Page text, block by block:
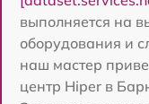
выполняется на
оборудования и
наш мастер
центр Hiper в